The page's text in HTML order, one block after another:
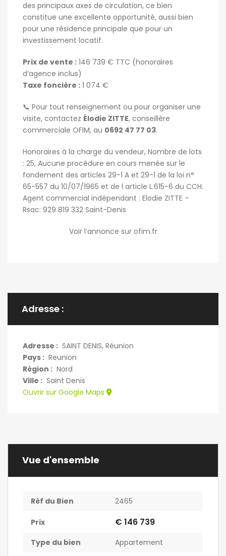
des principaux axes de circulation, ce bien
constitue une excellente opportunité, aussi bien
pour une résidence principale que pour un
investissement locatif.
Prix de vente : 146 739 € TTC (honoraires
d’agence inclus)
Taxe foncière : 1 074 €
📞 Pour tout renseignement ou pour organiser une
visite, contactez Élodie ZITTE, conseillère
commerciale OFIM, au 0692 47 77 03.
Honoraires à la charge du vendeur, Nombre de lots
: 25, Aucune procédure en cours menée sur le
fondement des articles 29-1 A et 29-1 de la loi n°
65-557 du 10/07/1965 et de l article L.615-6 du CCH.
Agent commercial indépendant : Elodie ZITTE –
Rsac: 929 819 332 Saint-Denis
Voir l’annonce sur ofim.fr
Adresse :
Adresse : SAINT DENIS, Réunion
Pays : Reunion
Région : Nord
Ville : Saint Denis
Ouvrir sur Google Maps
Vue d'ensemble
Réf du Bien 2465
Prix € 146 739
Type du bien Appartement